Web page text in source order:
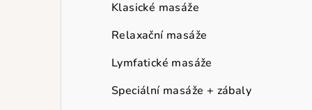
Klasické masáže
Relaxační masáže
Lymfatické masáže
Speciální masáže + zábaly